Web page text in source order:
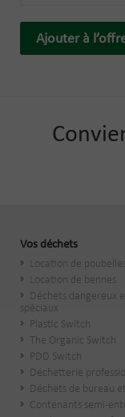
Ajouter à
Vos déchets
Location de poubelles
Location de bennes
Déchets dangereux
spéciaux
Plastic Switch
The Organic Switch
PDD Switch
Déchetterie
Déchets de bureau
Contenants semi-